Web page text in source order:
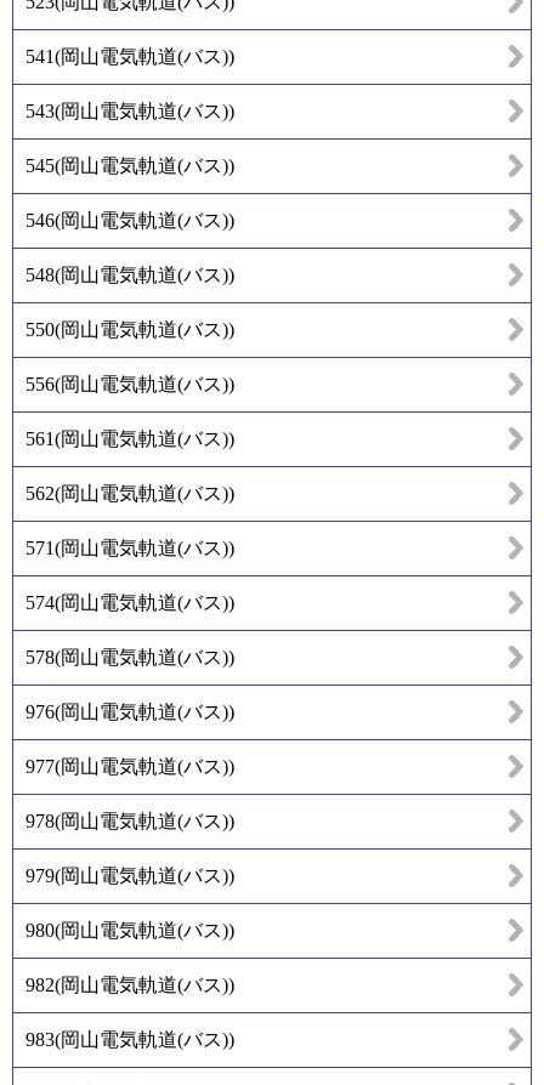
541(岡山電気軌道(バス))
543(岡山電気軌道(バス))
545(岡山電気軌道(バス))
546(岡山電気軌道(バス))
548(岡山電気軌道(バス))
550(岡山電気軌道(バス))
556(岡山電気軌道(バス))
561(岡山電気軌道(バス))
562(岡山電気軌道(バス))
571(岡山電気軌道(バス))
574(岡山電気軌道(バス))
578(岡山電気軌道(バス))
976(岡山電気軌道(バス))
977(岡山電気軌道(バス))
978(岡山電気軌道(バス))
979(岡山電気軌道(バス))
980(岡山電気軌道(バス))
982(岡山電気軌道(バス))
983(岡山電気軌道(バス))